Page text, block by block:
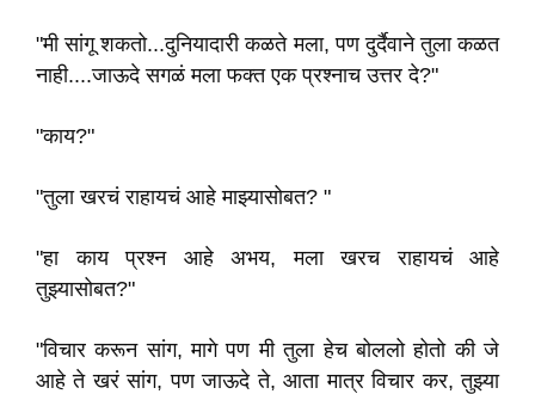
"मी सांगू शकतो...दुनियादारी कळते मला, पण दुर्दैवाने तुला कळत
नाही....जाऊदे सगळं मला फक्त एक प्रश्नाच उत्तर दे?"
"काय?"
"तुला खरचं राहायचं आहे माझ्यासोबत? "
"हा काय प्रश्न आहे अभय, मला खरच राहायचं आहे
तुझ्यासोबत?"
"विचार करून सांग, मागे पण मी तुला हेच बोललो होतो की जे
आहे ते खरं सांग, पण जाऊदे ते, आता मात्र विचार कर, तुझ्या